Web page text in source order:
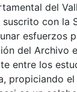
del
con la
esfuerzos
del Archivo
entre los
propiciando el